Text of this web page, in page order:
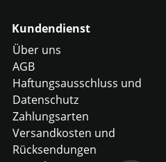
Kundendienst
Über uns
AGB
Haftungsausschluss und
Datenschutz
Zahlungsarten
Versandkosten und
Rücksendungen